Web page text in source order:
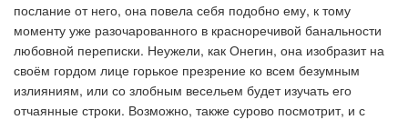
послание от него, она повела себя подобно ему, к тому
моменту уже разочарованного в красноречивой банальности
любовной переписки. Неужели, как Онегин, она изобразит на
своём гордом лице горькое презрение ко всем безумным
излияниям, или со злобным весельем будет изучать его
отчаянные строки. Возможно, также сурово посмотрит, и с